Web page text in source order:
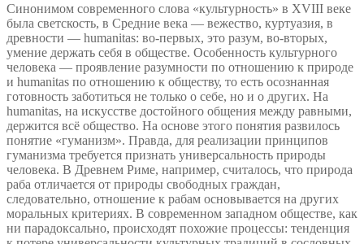
Синонимом современного слова «культурность» в XVIII веке
была светскость, в Средние века — вежество, куртуазия, в
древности — humanitas: во‑первых, это разум, во‑вторых,
умение держать себя в обществе. Особенность культурного
человека — проявление разумности по отношению к природе
и humanitas по отношению к обществу, то есть осознанная
готовность заботиться не только о себе, но и о других. На
humanitas, на искусстве достойного общения между равными,
держится всё общество. На основе этого понятия развилось
понятие «гуманизм». Правда, для реализации принципов
гуманизма требуется признать универсальность природы
человека. В Древнем Риме, например, считалось, что природа
раба отличается от природы свободных граждан,
следовательно, отношение к рабам основывается на других
моральных критериях. В современном западном обществе, как
ни парадоксально, происходят похожие процессы: тенденция